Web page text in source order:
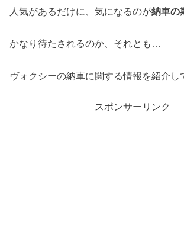
人気があるだけに、気になるのが納車の
かなり待たされるのか、それとも…
ヴォクシーの納車に関する情報を紹介し
スポンサーリンク